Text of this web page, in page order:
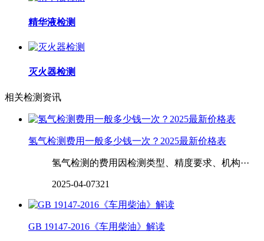
精华液检测
灭火器检测
相关检测资讯
氢气检测费用一般多少钱一次？2025最新价格表
氢气检测的费用因检测类型、精度要求、机构···
2025-04-07321
GB 19147-2016《车用柴油》解读